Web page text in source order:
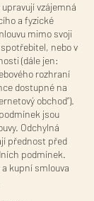
vzájemná
a fyzické
mimo svoji
nebo v
(dále jen:
rozhraní
dostupné na
obchod“).
jsou
Odchylná
přednost před
podmínek.
kupní smlouva